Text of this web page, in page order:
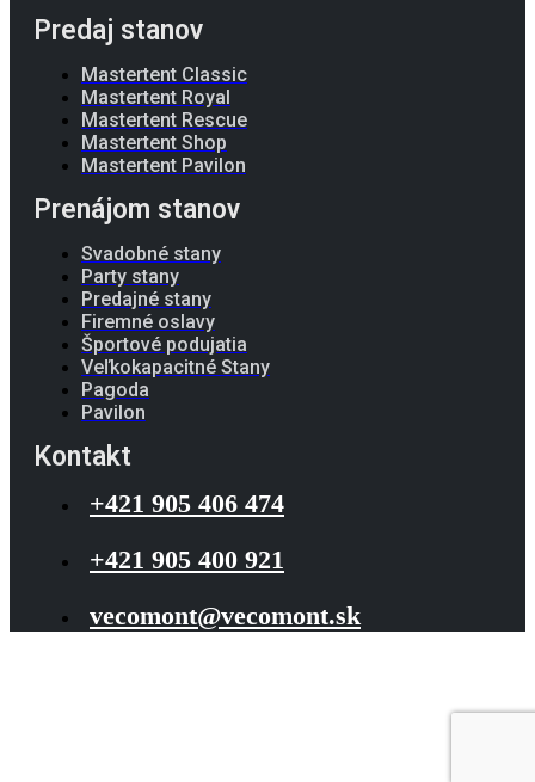
Predaj stanov
Mastertent Classic
Mastertent Royal
Mastertent Rescue
Mastertent Shop
Mastertent Pavilon
Prenájom stanov
Svadobné stany
Party stany
Predajné stany
Firemné oslavy
Športové podujatia
Veľkokapacitné Stany
Pagoda
Pavilon
Kontakt
+421 905 406 474
+421 905 400 921
vecomont@vecomont.sk